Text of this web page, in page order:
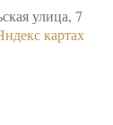
улица, 7
картах